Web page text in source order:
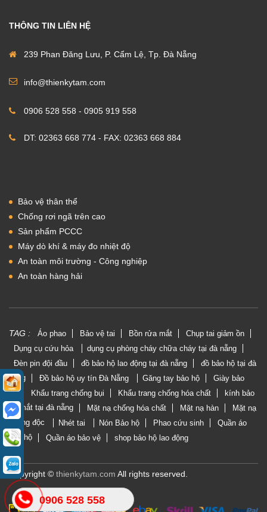
0906 528 558
THÔNG TIN LIÊN HỆ
239 Phan Đăng Lưu, P. Cẩm Lệ, Tp. Đà Nẵng
info@thienkytam.com
0906 528 558 - 0905 919 558
DT: 02363 668 774 - FAX: 02363 668 884
Bảo vệ thân thể
Chống rơi ngã trên cao
Sản phẩm PCCC
Máy dò khí & máy đo nhiệt độ
An toàn môi trường - Công nghiệp
An toàn hàng hải
TAG : Áo phao Bảo vệ tai Bồn rửa mắt
Chụp tai giảm ồn
Dụng cụ cứu hỏa
dụng cụ phòng cháy chữa cháy tại đà nẵng
Đèn pin đội đầu
đồ bảo hộ lao động tại đà nẵng đồ bảo hộ tại đà
nẵng Đồ bảo hộ uy tín Đà Nẵng Găng tay bảo hộ Giày bảo
hộ Khẩu trang chống bụi Khẩu trang chống hóa chất kính bảo
vệ mắt tại đà nẵng Mặt nạ chống hóa chất Mặt nạ hàn Mặt nạ
phòng độc Nhét tai Nón Bảo hộ Phao cứu sinh Quần áo
bảo hộ Quần áo bảo vệ shop bảo hộ lao động
Copyright © thienkytam.com All rights reserved.